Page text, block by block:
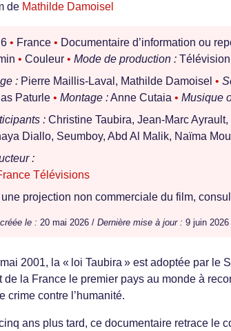
de Mathilde Damoisel
• France • Documentaire d’information ou
• Couleur • Mode de production : Télévision
: Pierre Maillis-Laval, Mathilde Damoisel •
Paturle • Montage :Anne Cutaia • Musique
: Christine Taubira, Jean-Marc
Diallo, Seumboy, Abd Al Malik, Naïma
:
Télévisions
une projection non commerciale du film,
le : 20 mai 2026 / Dernière mise à jour : 9 juin 2026
2001, la « loi Taubira » est adoptée par le
de la France le premier pays au monde à
crime contre l’humanité.
ans plus tard, ce documentaire retrace le